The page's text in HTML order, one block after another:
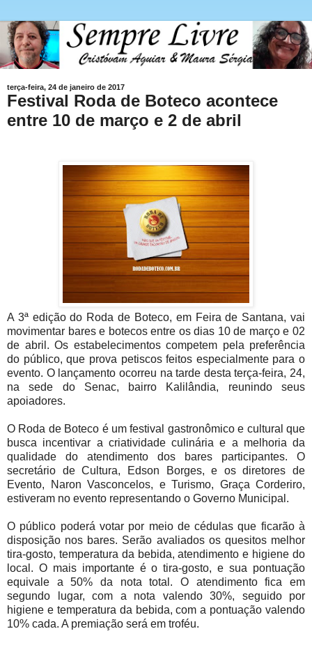
terça-feira, 24 de janeiro de 2017
Festival Roda de Boteco acontece
entre 10 de março e 2 de abril
A 3ª edição do Roda de Boteco, em Feira de Santana, vai
movimentar bares e botecos entre os dias 10 de março e 02
de abril. Os estabelecimentos competem pela preferência
do público, que prova petiscos feitos especialmente para o
evento. O lançamento ocorreu na tarde desta terça-feira, 24,
na sede do Senac, bairro Kalilândia, reunindo seus
apoiadores.
O Roda de Boteco é um festival gastronômico e cultural que
busca incentivar a criatividade culinária e a melhoria da
qualidade do atendimento dos bares participantes. O
secretário de Cultura, Edson Borges, e os diretores de
Evento, Naron Vasconcelos, e Turismo, Graça Corderiro,
estiveram no evento representando o Governo Municipal.
O público poderá votar por meio de cédulas que ficarão à
disposição nos bares. Serão avaliados os quesitos melhor
tira-gosto, temperatura da bebida, atendimento e higiene do
local. O mais importante é o tira-gosto, e sua pontuação
equivale a 50% da nota total. O atendimento fica em
segundo lugar, com a nota valendo 30%, seguido por
higiene e temperatura da bebida, com a pontuação valendo
10% cada. A premiação será em troféu.